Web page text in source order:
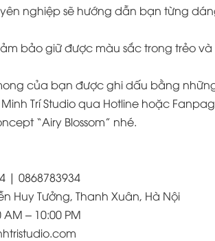
nghiệp sẽ hướng dẫn bạn từng
bảo giữ được màu sắc trong trẻo
của bạn được ghi dấu bằng
Trí Studio qua Hotline hoặc
“Airy Blossom” nhé.
| 0868783934
Huy Tưởng, Thanh Xuân, Hà Nội
AM – 10:00 PM